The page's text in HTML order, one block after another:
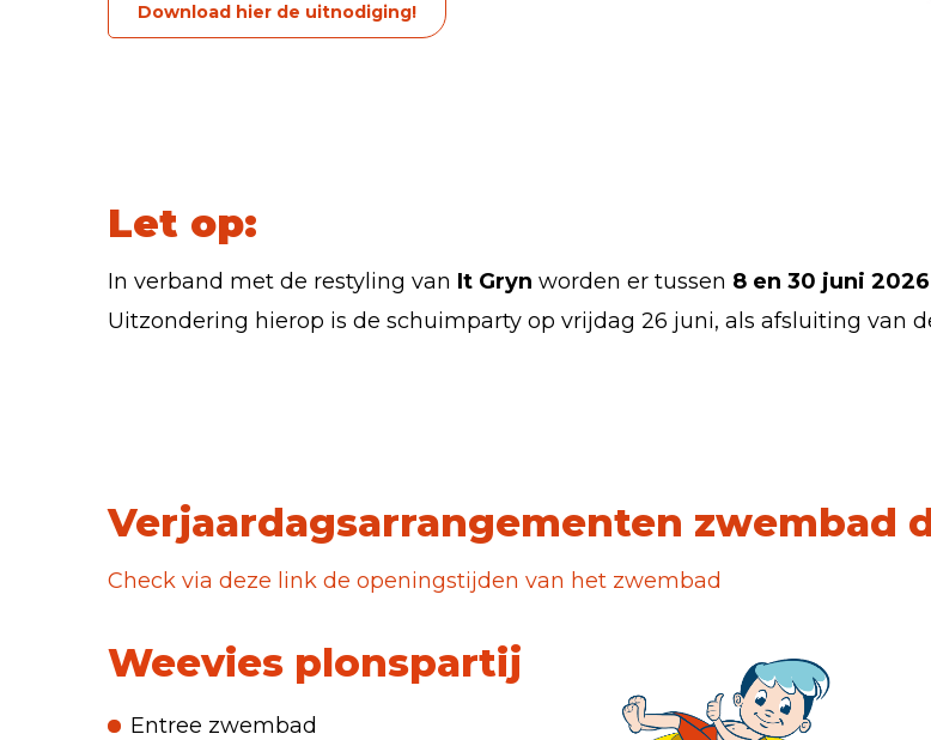
Download hier de uitnodiging!
Let op:
In verband met de restyling van It Gryn worden er tussen 8 en 30 juni 2026
Uitzondering hierop is de schuimparty op vrijdag 26 juni, als afsluiting van
Verjaardagsarrangementen zwembad
Check via deze link de openingstijden van het zwembad
Weevies plonspartij
Entree zwembad